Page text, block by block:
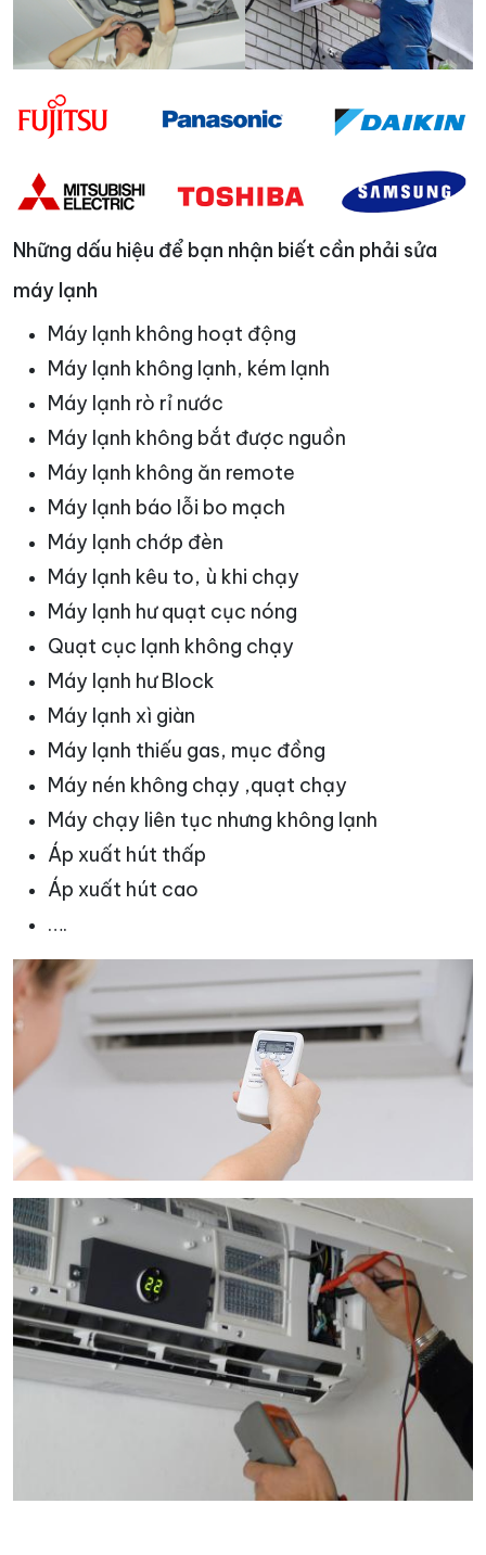
Những dấu hiệu để bạn nhận biết cần phải sửa
máy lạnh
Máy lạnh không hoạt động
Máy lạnh không lạnh, kém lạnh
Máy lạnh rò rỉ nước
Máy lạnh không bắt được nguồn
Máy lạnh không ăn remote
Máy lạnh báo lỗi bo mạch
Máy lạnh chớp đèn
Máy lạnh kêu to, ù khi chạy
Máy lạnh hư quạt cục nóng
Quạt cục lạnh không chạy
Máy lạnh hư Block
Máy lạnh xì giàn
Máy lạnh thiếu gas, mục đồng
Máy nén không chạy ,quạt chạy
Máy chạy liên tục nhưng không lạnh
Áp xuất hút thấp
Áp xuất hút cao
….